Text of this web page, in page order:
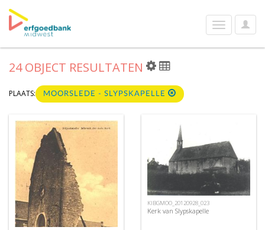
User
Toggle
navigation
24 OBJECT RESULTATEN
PLAATS: MOORSLEDE - SLYPSKAPELLE
KIBGMOO_20120928_023
Kerk van Slypskapelle